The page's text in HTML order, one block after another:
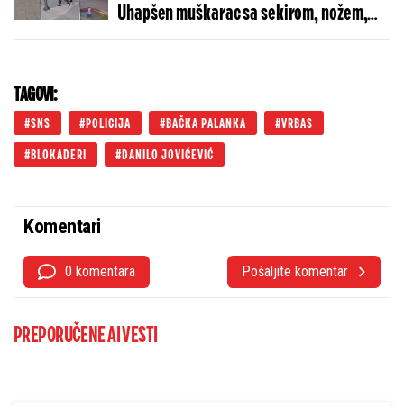
Uhapšen muškarac sa sekirom, nožem,
pištoljem... - Krenuo ka aktivistiima SNS i
TAGOVI:
SNS POLICIJA BAČKA PALANKA VRBAS
BLOKADERI DANILO JOVIĆEVIĆ
Komentari
0 komentara Pošaljite komentar
PREPORUČENE AI VESTI